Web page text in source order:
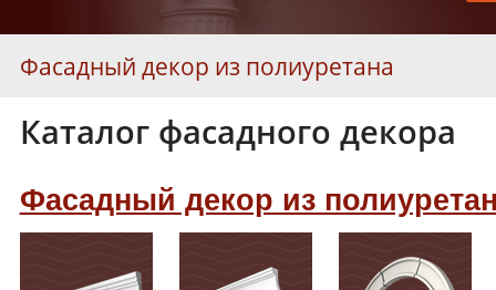
Фасадный декор из полиуретана
Фасадный декор из пенопласта
Сертификаты
Каталог фасадного декора
Фасадный декор из